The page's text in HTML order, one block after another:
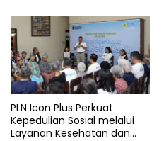
kV Paiton–
Watudodol/Kalipuro
PLN Icon Plus Perkuat
Kepedulian Sosial melalui
Layanan Kesehatan dan